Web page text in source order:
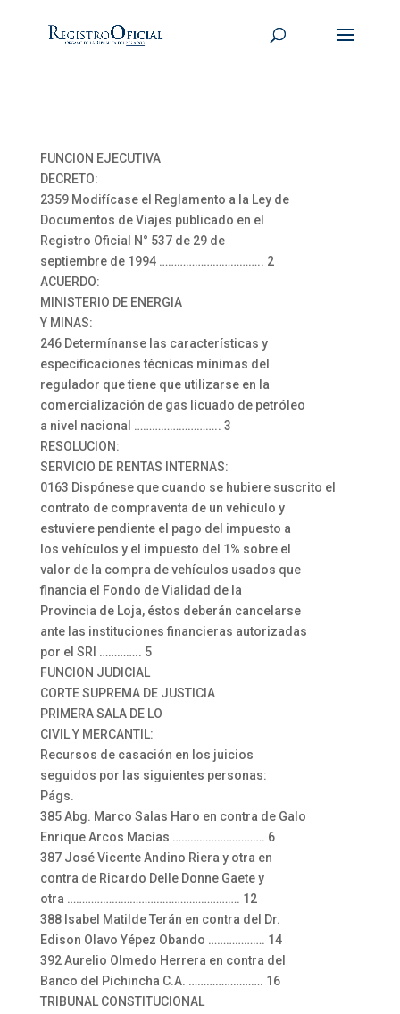
FUNCION EJECUTIVA
DECRETO:
2359 Modifícase el Reglamento a la Ley de
Documentos de Viajes publicado en el
Registro Oficial N° 537 de 29 de
septiembre de 1994 …………………………….. 2
ACUERDO:
MINISTERIO DE ENERGIA
Y MINAS:
246 Determínanse las características y
especificaciones técnicas mínimas del
regulador que tiene que utilizarse en la
comercialización de gas licuado de petróleo
a nivel nacional ……………………….. 3
RESOLUCION:
SERVICIO DE RENTAS INTERNAS:
0163 Dispónese que cuando se hubiere suscrito el
contrato de compraventa de un vehículo y
estuviere pendiente el pago del impuesto a
los vehículos y el impuesto del 1% sobre el
valor de la compra de vehículos usados que
financia el Fondo de Vialidad de la
Provincia de Loja, éstos deberán cancelarse
ante las instituciones financieras autorizadas
por el SRI ………….. 5
FUNCION JUDICIAL
CORTE SUPREMA DE JUSTICIA
PRIMERA SALA DE LO
CIVIL Y MERCANTIL:
Recursos de casación en los juicios
seguidos por las siguientes personas:
Págs.
385 Abg. Marco Salas Haro en contra de Galo
Enrique Arcos Macías …………………………. 6
387 José Vicente Andino Riera y otra en
contra de Ricardo Delle Donne Gaete y
otra …………………………………………………. 12
388 Isabel Matilde Terán en contra del Dr.
Edison Olavo Yépez Obando ………………. 14
392 Aurelio Olmedo Herrera en contra del
Banco del Pichincha C.A. ……………………. 16
TRIBUNAL CONSTITUCIONAL